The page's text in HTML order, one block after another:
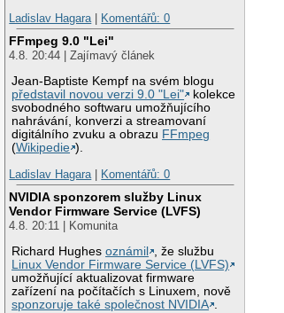
Ladislav Hagara
Komentářů: 0
FFmpeg 9.0 "Lei"
4.8. 20:44 | Zajímavý článek
Jean-Baptiste Kempf na svém blogu
představil novou verzi 9.0 "Lei"
kolekce
svobodného softwaru umožňujícího
nahrávání, konverzi a streamovaní
digitálního zvuku a obrazu FFmpeg
(Wikipedie ).
Ladislav Hagara
Komentářů: 0
NVIDIA sponzorem služby Linux
Vendor Firmware Service (LVFS)
4.8. 20:11 | Komunita
Richard Hughesoznámil
, že službu
Linux Vendor Firmware Service (LVFS)
umožňující aktualizovat firmware
zařízení na počítačích s Linuxem, nově
sponzoruje také společnost NVIDIA .